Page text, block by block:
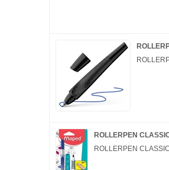
ROLLERPEN
ROLLERPEN